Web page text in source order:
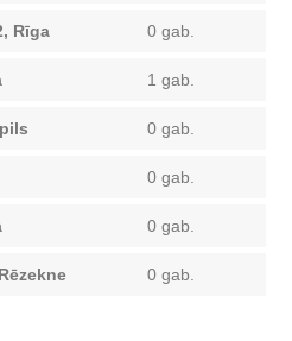
Rīga 0 gab.
1 gab.
0 gab.
0 gab.
0 gab.
0 gab.